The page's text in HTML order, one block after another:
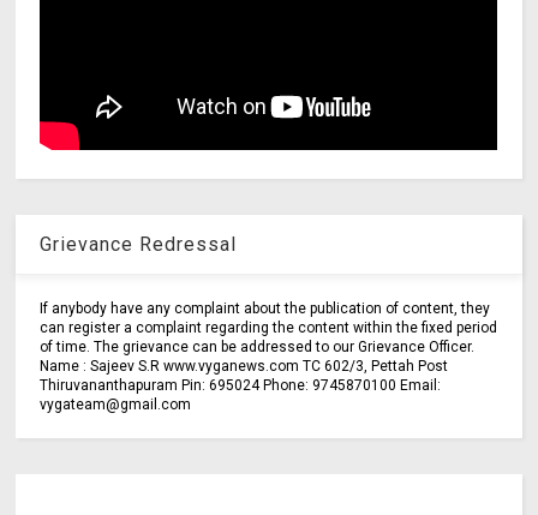
Grievance Redressal
If anybody have any complaint about the publication of content, they
can register a complaint regarding the content within the fixed period
of time. The grievance can be addressed to our Grievance Officer.
Name : Sajeev S.R www.vyganews.com TC 602/3, Pettah Post
Thiruvananthapuram Pin: 695024 Phone: 9745870100 Email:
vygateam@gmail.com